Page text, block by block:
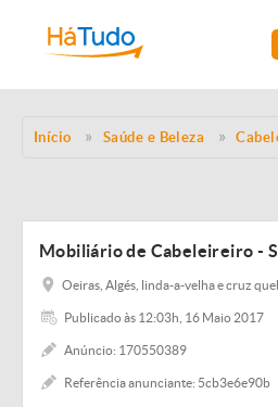
Início Saúde e Beleza
Mobiliário de Cabeleireiro -
Oeiras, Algés, linda-a-velha e cruz
Publicado às 12:03h, 16 Maio 2017
Anúncio: 170550389
Referência anunciante: 5cb3e6e90b